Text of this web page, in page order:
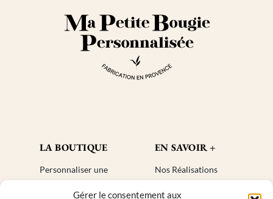
Gérer le consentement aux
LA BOUTIQUE
Personnaliser une
EN SAVOIR +
Nos Réalisations